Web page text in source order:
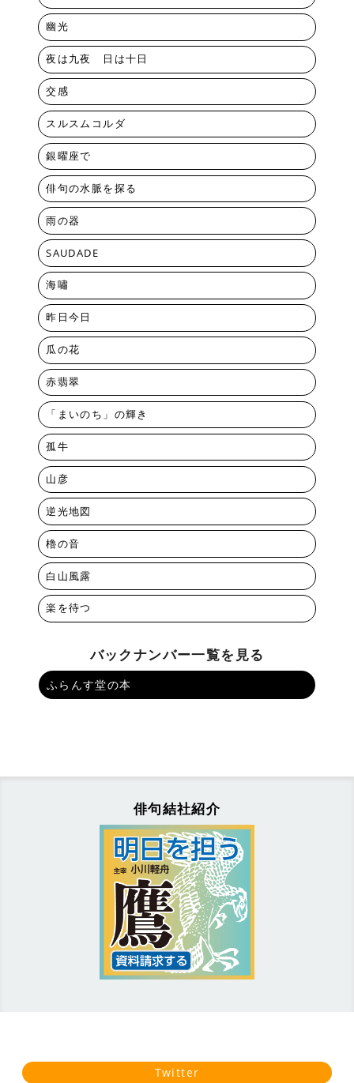
幽光
夜は九夜 日は十日
交感
スルスムコルダ
銀曜座で
俳句の水脈を探る
雨の器
SAUDADE
海嘯
昨日今日
瓜の花
赤翡翠
「まいのち」の輝き
孤牛
山彦
逆光地図
櫓の音
白山風露
楽を待つ
バックナンバー一覧を見る
ふらんす堂の本
俳句結社紹介
Twitter